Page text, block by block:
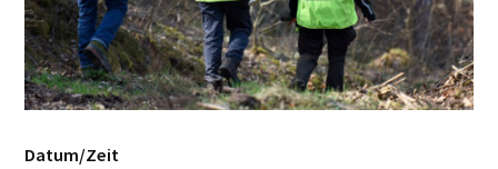
Datum/Zeit